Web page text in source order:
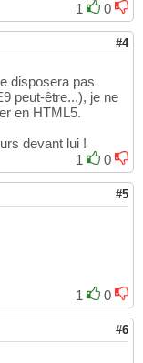
1
0
#4
disposera pas
peut-être...), je ne
en HTML5.
devant lui !
1
0
#5
1
0
#6